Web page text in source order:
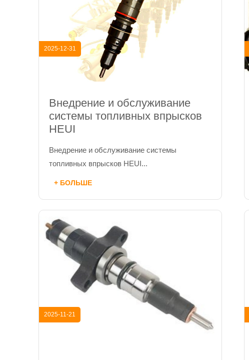
2025-12-31
Внедрение и обслуживание
системы топливных впрысков
HEUI
Внедрение и обслуживание системы
топливных впрысков HEUI...
+ БОЛЬШЕ
2025-11-21